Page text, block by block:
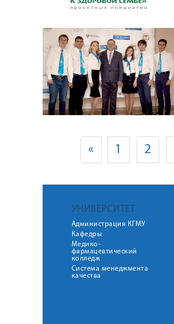
« 1 2
УНИВЕРСИТЕТ
Администрация КГМУ
Кафедры
Медико-
фармацевтический
колледж
Система менеджмента
качества